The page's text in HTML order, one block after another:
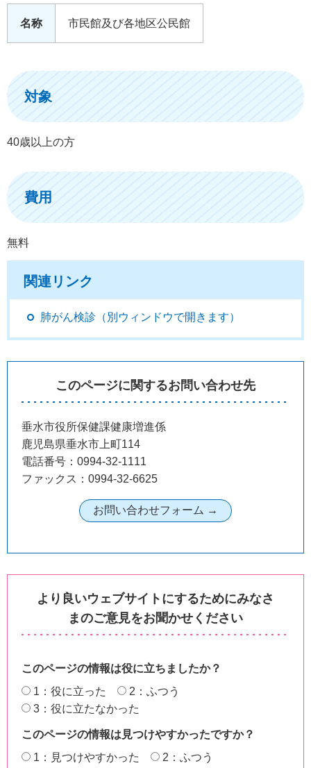
名称 市民館及び各地区公民館
対象
40歳以上の方
費用
無料
関連リンク
肺がん検診（別ウィンドウで開きます）
このページに関するお問い合わせ先
垂水市役所保健課健康増進係
鹿児島県垂水市上町114
電話番号：0994-32-1111
ファックス：0994-32-6625
より良いウェブサイトにするためにみなさ
まのご意見をお聞かせください
このページの情報は役に立ちましたか？
1：役に立った
2：ふつう
3：役に立たなかった
このページの情報は見つけやすかったですか？
1：見つけやすかった
2：ふつう